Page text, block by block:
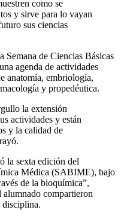
como se
y sirve para lo vayan
sus ciencias
Semana de Ciencias Básicas
agenda de actividades
anatomía, embriología,
y propedéutica.
la extensión
actividades y están
y la calidad de
la sexta edición del
Médica (SABIME), bajo
de la bioquímica”,
compartieron
disciplina.